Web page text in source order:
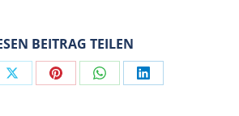
BEITRAG TEILEN
Share Share Share Share